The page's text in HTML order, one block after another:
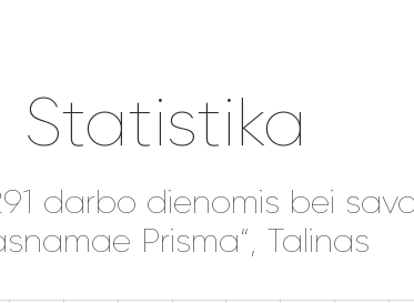
Statistika
darbo dienomis bei
Prisma“, Talinas